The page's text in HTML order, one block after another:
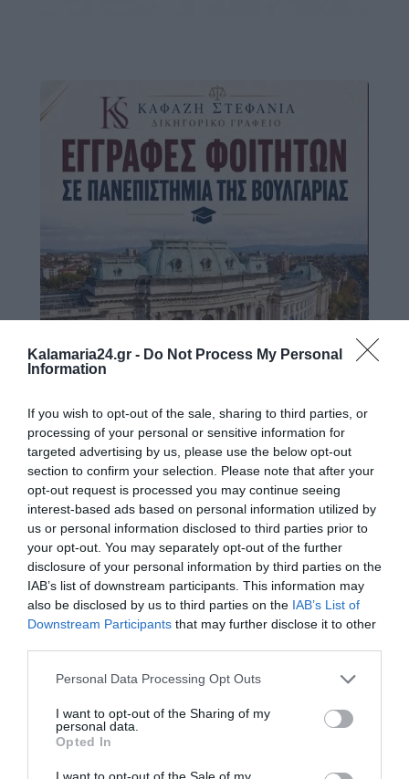
Kalamaria24.gr - Do Not Process My Personal
Information
If you wish to opt-out of the sale, sharing to third parties, or
processing of your personal or sensitive information for
targeted advertising by us, please use the below opt-out
section to confirm your selection. Please note that after your
opt-out request is processed you may continue seeing
interest-based ads based on personal information utilized by
us or personal information disclosed to third parties prior to
your opt-out. You may separately opt-out of the further
disclosure of your personal information by third parties on the
IAB’s list of downstream participants. This information may
also be disclosed by us to third parties on the IAB’s List of
Downstream Participants that may further disclose it to other
Personal Data Processing Opt Outs
I want to opt-out of the Sharing of my
personal data.
Opted In
I want to opt-out of the Sale of my